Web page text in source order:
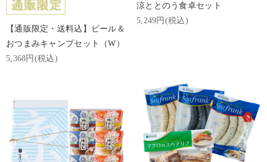
【通販限定・送料込】ビール＆
おつまみキャンプセット（W）
5,368円(税込)
涼ととのう食卓セット
5,249円(税込)